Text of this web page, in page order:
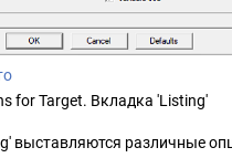
for Target. Вкладка 'Listing'
выставляются различные